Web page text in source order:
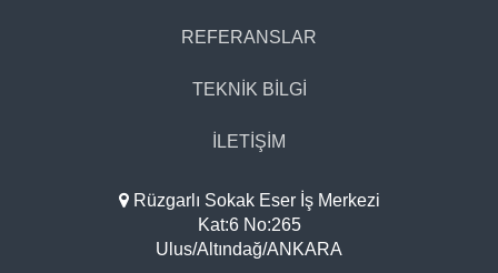
REFERANSLAR
TEKNİK BİLGİ
İLETİŞİM
Rüzgarlı Sokak Eser İş Merkezi
Kat:6 No:265
Ulus/Altındağ/ANKARA